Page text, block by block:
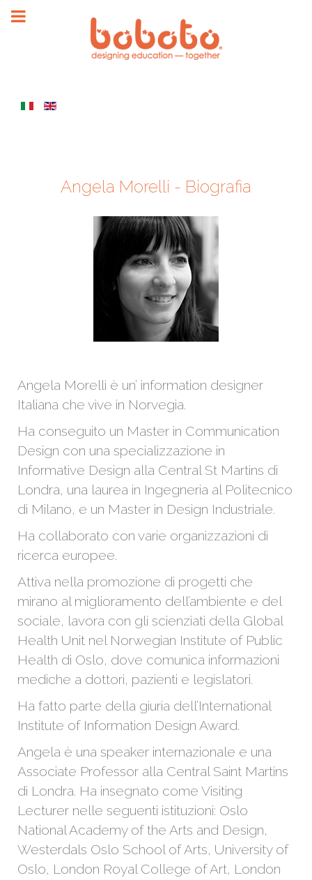
Angela Morelli - Biografia
Angela Morelli è un’ information designer
Italiana che vive in Norvegia.
Ha conseguito un Master in Communication
Design con una specializzazione in
Informative Design alla Central St Martins di
Londra, una laurea in Ingegneria al Politecnico
di Milano, e un Master in Design Industriale.
Ha collaborato con varie organizzazioni di
ricerca europee.
Attiva nella promozione di progetti che
mirano al miglioramento dell’ambiente e del
sociale, lavora con gli scienziati della Global
Health Unit nel Norwegian Institute of Public
Health di Oslo, dove comunica informazioni
mediche a dottori, pazienti e legislatori.
Ha fatto parte della giuria dell’International
Institute of Information Design Award.
Angela è una speaker internazionale e una
Associate Professor alla Central Saint Martins
di Londra. Ha insegnato come Visiting
Lecturer nelle seguenti istituzioni: Oslo
National Academy of the Arts and Design,
Westerdals Oslo School of Arts, University of
Oslo, London Royal College of Art, London